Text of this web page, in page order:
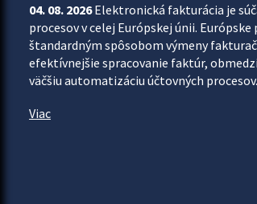
04. 08. 2026Elektronická fakturácia je
procesov v celej Európskej únii.
štandardným spôsobom výmeny
efektívnejšie spracovanie faktúr,
väčšiu automatizáciu účtovných
Viac